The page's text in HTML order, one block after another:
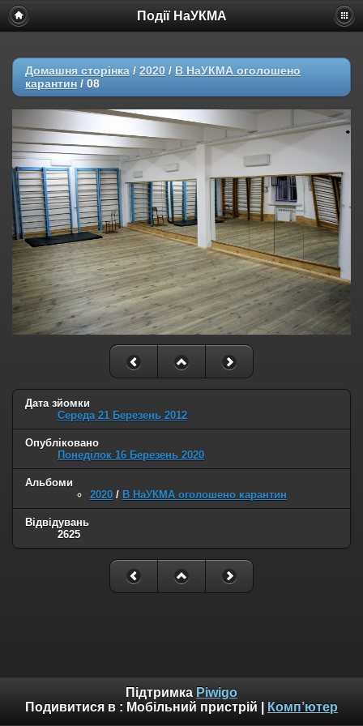
Події НаУКМА
Домашня сторінка / 2020 / В НаУКМА оголошено
карантин / 08
Дата зйомки
Середа 21 Березень 2012
Опубліковано
Понеділок 16 Березень 2020
Альбоми
2020 / В НаУКМА оголошено карантин
Відвідувань
2625
Підтримка Piwigo
Подивитися в : Мобільний пристрій Комп’ютер